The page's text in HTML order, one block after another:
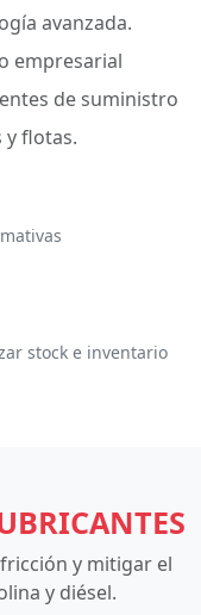
avanzada.
empresarial
de suministro
y flotas.
stock e inventario
y mitigar el
y diésel.